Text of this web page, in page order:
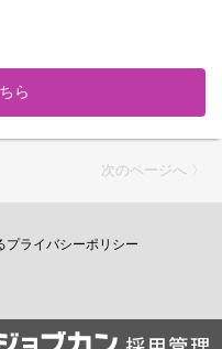
アプリ『GANMA!』や、ハ
を展開し、時代に合わせた
格始動。登録者数110万人
ってくださる新たな仲間を
物語を書くだけでなく、
た「ヒットするコンテン
ョンです。
ネタ出し
ら
次のページへ 〉
プライバシーポリシー